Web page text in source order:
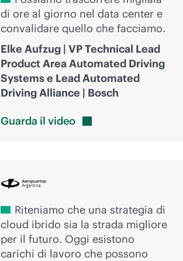
di ore al giorno nel data center e
convalidare quello che facciamo.
Elke Aufzug | VP Technical Lead
Product Area Automated Driving
Systems e Lead Automated
Driving Alliance | Bosch
Guarda il video
Riteniamo che una strategia di
cloud ibrido sia la strada migliore
per il futuro. Oggi esistono
carichi di lavoro che possono